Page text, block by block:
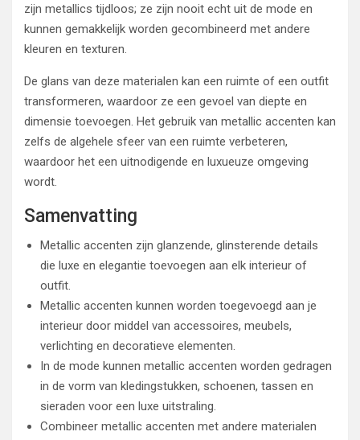
zijn metallics tijdloos; ze zijn nooit echt uit de mode en
kunnen gemakkelijk worden gecombineerd met andere
kleuren en texturen.
De glans van deze materialen kan een ruimte of een outfit
transformeren, waardoor ze een gevoel van diepte en
dimensie toevoegen. Het gebruik van metallic accenten kan
zelfs de algehele sfeer van een ruimte verbeteren,
waardoor het een uitnodigende en luxueuze omgeving
wordt.
Samenvatting
Metallic accenten zijn glanzende, glinsterende details
die luxe en elegantie toevoegen aan elk interieur of
outfit.
Metallic accenten kunnen worden toegevoegd aan je
interieur door middel van accessoires, meubels,
verlichting en decoratieve elementen.
In de mode kunnen metallic accenten worden gedragen
in de vorm van kledingstukken, schoenen, tassen en
sieraden voor een luxe uitstraling.
Combineer metallic accenten met andere materialen